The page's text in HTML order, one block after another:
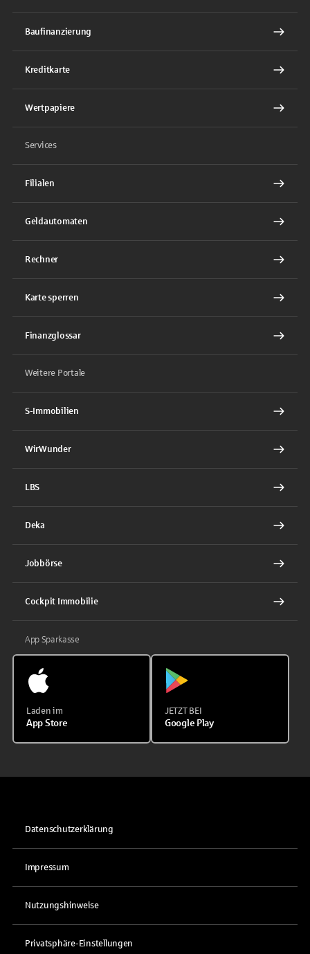
Baufinanzierung
Kreditkarte
Wertpapiere
Services
Filialen
Geldautomaten
Rechner
Karte sperren
Finanzglossar
Weitere Portale
S-Immobilien
WirWunder
LBS
Deka
Jobbörse
Cockpit Immobilie
App Sparkasse
Laden im
App Store
JETZT BEI
Google Play
Datenschutzerklärung
Impressum
Nutzungshinweise
Privatsphäre-Einstellungen